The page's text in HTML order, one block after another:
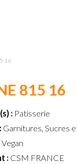
16
815 16
: Patisserie
Garnitures, Sucres
Vegan
: CSM FRANCE